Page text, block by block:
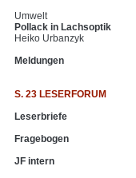
Umwelt
Pollack in Lachsoptik
Heiko Urbanzyk
Meldungen
S. 23 LESERFORUM
Leserbriefe
Fragebogen
JF intern